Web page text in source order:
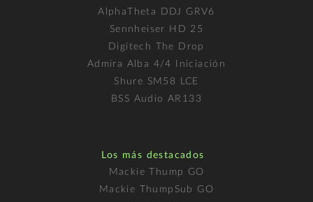
AlphaTheta DDJ GRV6
Sennheiser HD 25
Digitech The Drop
Admira Alba 4/4 Iniciación
Shure SM58 LCE
BSS Audio AR133
Los más destacados
Mackie Thump GO
Mackie ThumpSub GO